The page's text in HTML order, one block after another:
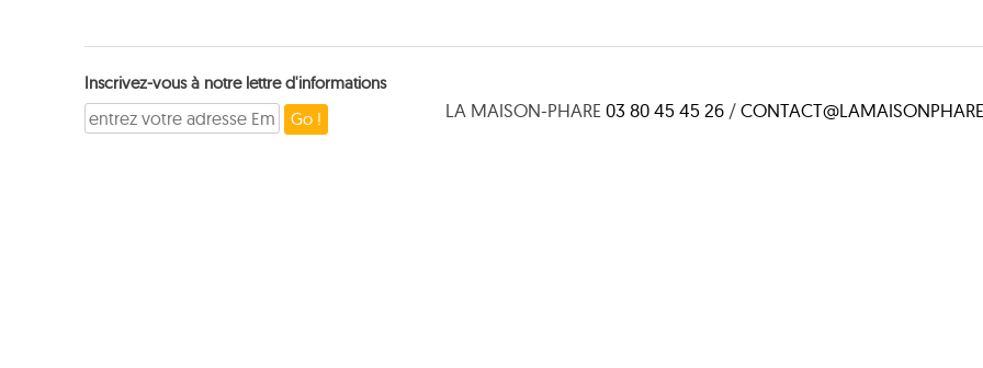
Inscrivez-vous à notre lettre d'informations
LA MAISON-PHARE03 80 45 45 26 /